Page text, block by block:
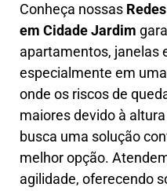
Conheça nossas
em Cidade Jardim
apartamentos, janelas
especialmente em
onde os riscos de
maiores devido à
busca uma solução
melhor opção.
agilidade, oferecendo